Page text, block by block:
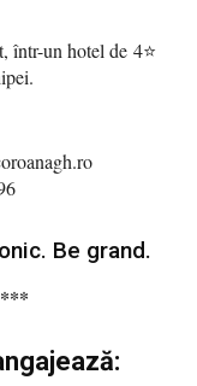
într-un hotel de 4⭐️
Be grand.